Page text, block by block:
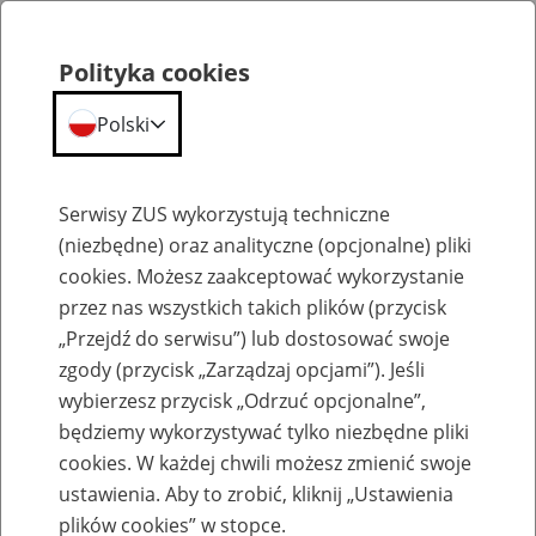
Emerytury
Baza zlikwidowanych lub
przekształconych zakładów pracy
Polityka cookies
Polski
Serwisy ZUS wykorzystują techniczne
(niezbędne) oraz analityczne (opcjonalne) pliki
cookies. Możesz zaakceptować wykorzystanie
przez nas wszystkich takich plików (przycisk
„Przejdź do serwisu”) lub dostosować swoje
zgody (przycisk „Zarządzaj opcjami”). Jeśli
wybierzesz przycisk „Odrzuć opcjonalne”,
będziemy wykorzystywać tylko niezbędne pliki
cookies. W każdej chwili możesz zmienić swoje
ustawienia. Aby to zrobić, kliknij „Ustawienia
plików cookies” w stopce.